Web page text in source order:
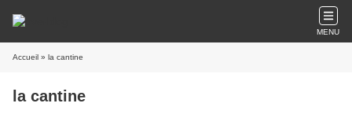
MENU
Accueil » la cantine
la cantine